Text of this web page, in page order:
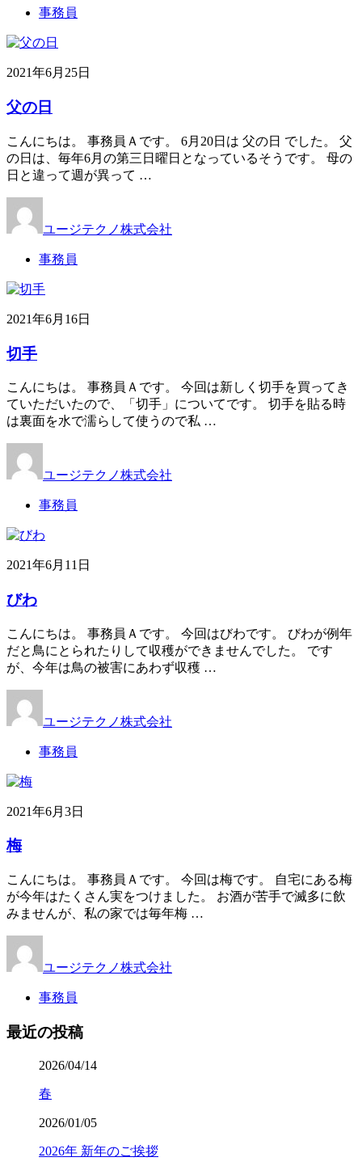
事務員
2021年6月25日
父の日
こんにちは。 事務員Ａです。 6月20日は 父の日 でした。 父
の日は、毎年6月の第三日曜日となっているそうです。 母の
日と違って週が異って …
ユージテクノ株式会社
事務員
2021年6月16日
切手
こんにちは。 事務員Ａです。 今回は新しく切手を買ってき
ていただいたので、「切手」についてです。 切手を貼る時
は裏面を水で濡らして使うので私 …
ユージテクノ株式会社
事務員
2021年6月11日
びわ
こんにちは。 事務員Ａです。 今回はびわです。 びわが例年
だと鳥にとられたりして収穫ができませんでした。 です
が、今年は鳥の被害にあわず収穫 …
ユージテクノ株式会社
事務員
2021年6月3日
梅
こんにちは。 事務員Ａです。 今回は梅です。 自宅にある梅
が今年はたくさん実をつけました。 お酒が苦手で滅多に飲
みませんが、私の家では毎年梅 …
ユージテクノ株式会社
事務員
最近の投稿
2026/04/14
春
2026/01/05
2026年 新年のご挨拶